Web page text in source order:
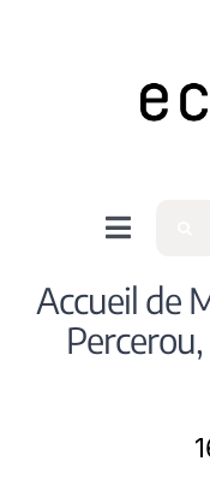
bascule
Accueil
Accueil de